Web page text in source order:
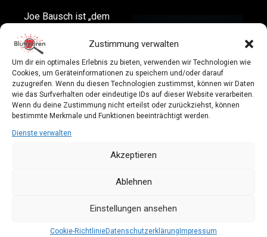
Zustimmung verwalten
Um dir ein optimales Erlebnis zu bieten, verwenden wir Technologien wie
Cookies, um Geräteinformationen zu speichern und/oder darauf
zuzugreifen. Wenn du diesen Technologien zustimmst, können wir Daten
wie das Surfverhalten oder eindeutige IDs auf dieser Website verarbeiten.
Wenn du deine Zustimmung nicht erteilst oder zurückziehst, können
bestimmte Merkmale und Funktionen beeinträchtigt werden.
Dienste verwalten
Akzeptieren
Ablehnen
Einstellungen ansehen
Cookie-RichtlinieDatenschutzerklärungImpressum
Joe Bausch ist „dem
Bösen auf der Spur“.
Mit True-Crime-
Moderator Dr. Tino
Grosche ist Joe
Bausch zu Gast und
plaudert aus dem
besonderen Art: kurzweilig und unterhaltsam. Denn
sind Mörder, Dealer, notorische Betrüger,
Vergewaltiger oder sie haben schwere